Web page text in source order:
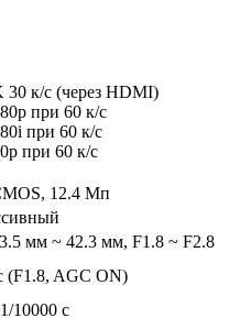
30 к/с (через HDMI)
при 60 к/с
при 60 к/с
при 60 к/с
12.4 Мп
мм ~ 42.3 мм, F1.8 ~ F2.8
(F1.8, AGC ON)
10000 с